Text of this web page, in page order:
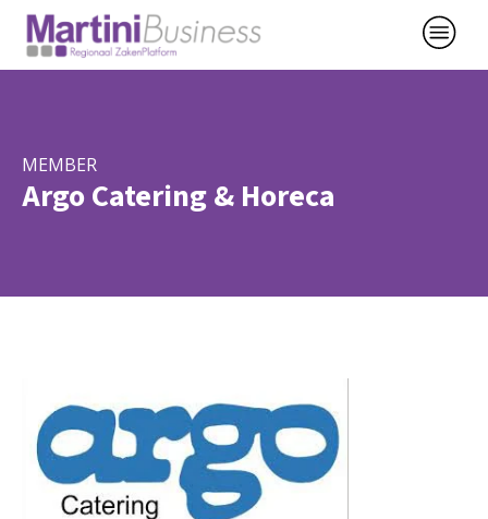
MEMBER
Argo Catering & Horeca